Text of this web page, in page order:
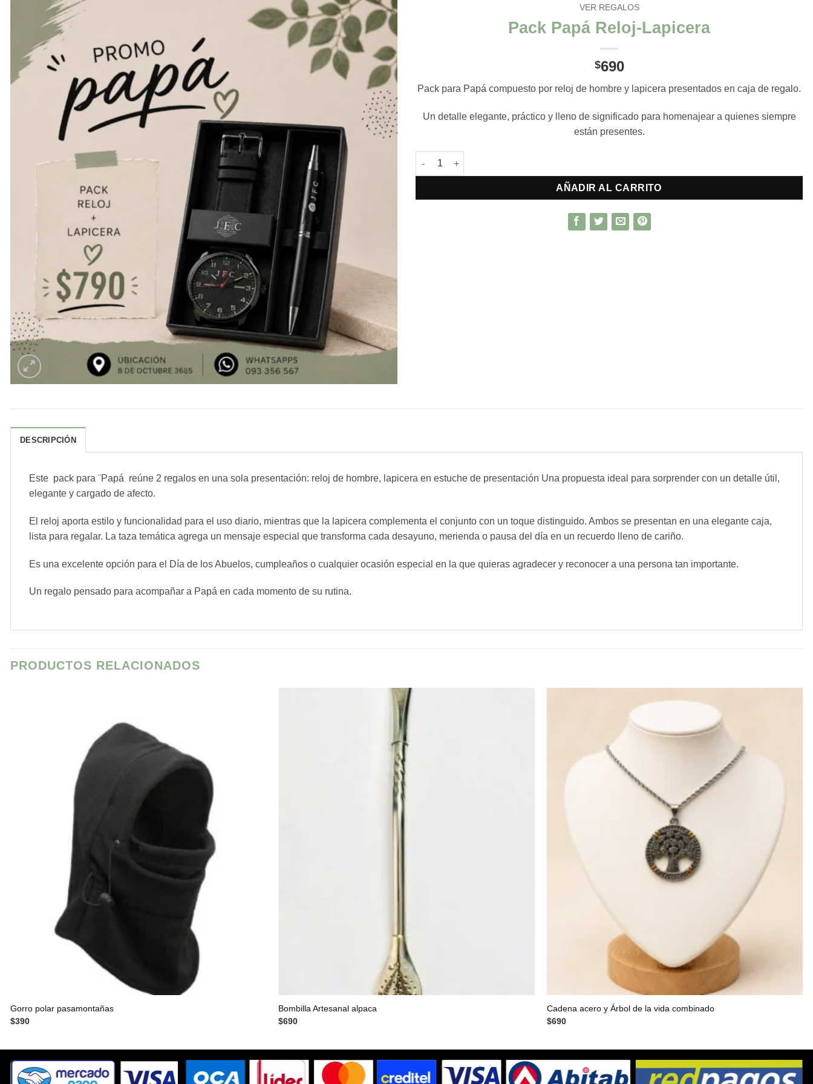
VER REGALOS
Pack Papá Reloj-Lapicera
$690
Pack para Papá compuesto por reloj de hombre y lapicera presentados en caja de regalo.
Un detalle elegante, práctico y lleno de significado para homenajear a quienes siempre
están presentes.
Pack Papá Reloj-Lapicera cantidad
AÑADIR AL CARRITO
DESCRIPCIÓN
Este pack para ¨Papá reúne 2 regalos en una sola presentación: reloj de hombre, lapicera en estuche de presentación Una propuesta ideal para sorprender con un detalle útil,
elegante y cargado de afecto.
El reloj aporta estilo y funcionalidad para el uso diario, mientras que la lapicera complementa el conjunto con un toque distinguido. Ambos se presentan en una elegante caja,
lista para regalar. La taza temática agrega un mensaje especial que transforma cada desayuno, merienda o pausa del día en un recuerdo lleno de cariño.
Es una excelente opción para el Día de los Abuelos, cumpleaños o cualquier ocasión especial en la que quieras agradecer y reconocer a una persona tan importante.
Un regalo pensado para acompañar a Papá en cada momento de su rutina.
PRODUCTOS RELACIONADOS
Gorro polar pasamontañas
$390
Bombilla Artesanal alpaca
$690
Cadena acero y Árbol de la vida combinado
$690